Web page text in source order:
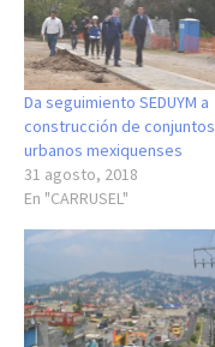
Da seguimiento SEDUYM a
construcción de conjuntos
urbanos mexiquenses
31 agosto, 2018
En "CARRUSEL"